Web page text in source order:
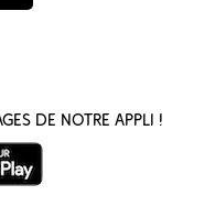
de notre appli !